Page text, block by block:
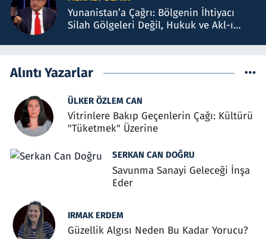
Yunanistan’a Çağrı: Bölgenin İhtiyacı
Silah Gölgeleri Değil, Hukuk ve Akl-ı
Alıntı Yazarlar
ÜLKER ÖZLEM CAN
Vitrinlere Bakıp Geçenlerin Çağı: Kültürü
"Tüketmek" Üzerine
SERKAN CAN DOĞRU
Savunma Sanayi Geleceği İnşa
Eder
IRMAK ERDEM
Güzellik Algısı Neden Bu Kadar Yorucu?